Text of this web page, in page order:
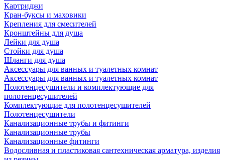
Картриджи
Кран-буксы и маховики
Крепления для смесителей
Кронштейны для душа
Лейки для душа
Стойки для душа
Шланги для душа
Аксессуары для ванных и туалетных комнат
Аксессуары для ванных и туалетных комнат
Полотенцесушители и комплектующие для
полотенцесушителей
Комплектующие для полотенцесушителей
Полотенцесушители
Канализационные трубы и фитинги
Канализационные трубы
Канализационные фитинги
Водосливная и пластиковая сантехническая арматура, изделия